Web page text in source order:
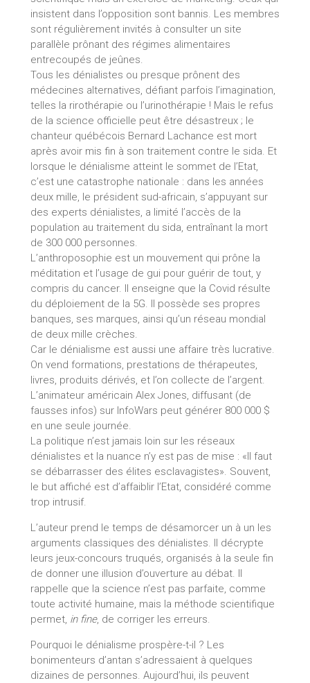
insistent dans l’opposition sont bannis. Les membres
sont régulièrement invités à consulter un site
parallèle prônant des régimes alimentaires
entrecoupés de jeûnes.
Tous les dénialistes ou presque prônent des
médecines alternatives, défiant parfois l’imagination,
telles la rirothérapie ou l’urinothérapie ! Mais le refus
de la science officielle peut être désastreux ; le
chanteur québécois Bernard Lachance est mort
après avoir mis fin à son traitement contre le sida. Et
lorsque le dénialisme atteint le sommet de l’Etat,
c’est une catastrophe nationale : dans les années
deux mille, le président sud-africain, s’appuyant sur
des experts dénialistes, a limité l’accès de la
population au traitement du sida, entraînant la mort
de 300 000 personnes.
L’anthroposophie est un mouvement qui prône la
méditation et l’usage de gui pour guérir de tout, y
compris du cancer. Il enseigne que la Covid résulte
du déploiement de la 5G. Il possède ses propres
banques, ses marques, ainsi qu’un réseau mondial
de deux mille crèches.
Car le dénialisme est aussi une affaire très lucrative.
On vend formations, prestations de thérapeutes,
livres, produits dérivés, et l’on collecte de l’argent.
L’animateur américain Alex Jones, diffusant (de
fausses infos) sur InfoWars peut générer 800 000 $
en une seule journée.
La politique n’est jamais loin sur les réseaux
dénialistes et la nuance n’y est pas de mise : «Il faut
se débarrasser des élites esclavagistes». Souvent,
le but affiché est d’affaiblir l’Etat, considéré comme
trop intrusif.
L’auteur prend le temps de désamorcer un à un les
arguments classiques des dénialistes. Il décrypte
leurs jeux-concours truqués, organisés à la seule fin
de donner une illusion d’ouverture au débat. Il
rappelle que la science n’est pas parfaite, comme
toute activité humaine, mais la méthode scientifique
permet, in fine, de corriger les erreurs.
Pourquoi le dénialisme prospère-t-il ? Les
bonimenteurs d’antan s’adressaient à quelques
dizaines de personnes. Aujourd’hui, ils peuvent